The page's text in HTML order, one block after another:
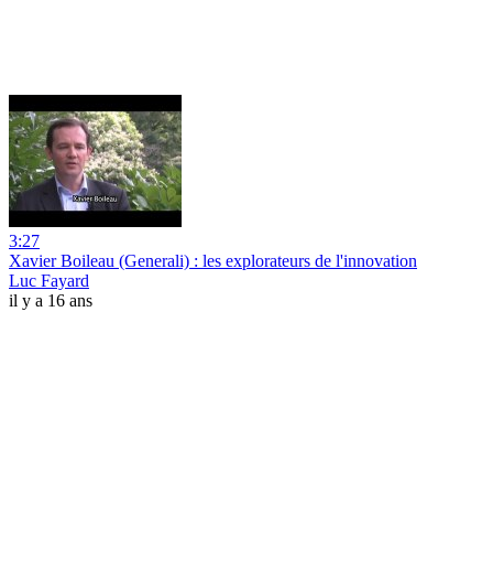
3:27
Xavier Boileau (Generali) : les explorateurs de l'innovation
Luc Fayard
il y a 16 ans